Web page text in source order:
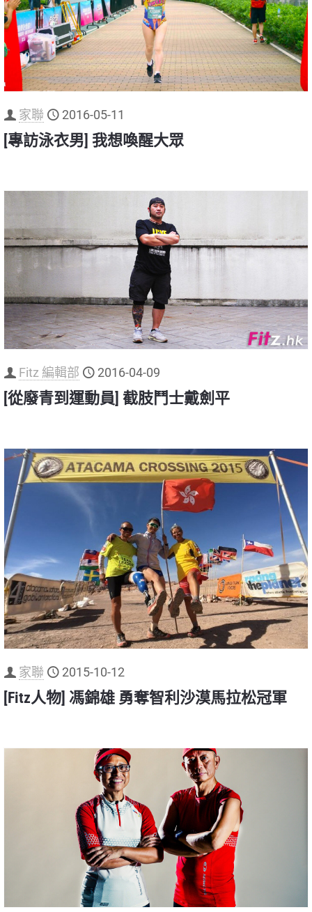
家聯 2016-05-11
[專訪泳衣男] 我想喚醒大眾
Fitz 編輯部 2016-04-09
[從廢青到運動員] 截肢鬥士戴劍平
家聯 2015-10-12
[Fitz人物] 馮錦雄 勇奪智利沙漠馬拉松冠軍